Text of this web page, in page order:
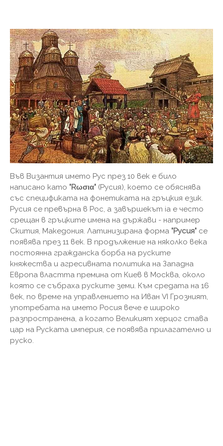
Във Византия името Рус през 10 век е било
написано като "Rωσια" (Русия), което се обяснява
със спецификата на фонетиката на гръцкия език.
Русия се превърна в Рос, а завършекът ia е често
срещан в гръцките имена на държави - например
Скития, Македония. Латинизирана форма "Русия" се
появява през 11 век. В продължение на няколко века
постоянна гражданска борба на руските
княжества и агресивната политика на Западна
Европа властта премина от Киев в Москва, около
която се събраха руските земи. Към средата на 16
век, по време на управлението на Иван VI Грозният,
употребата на името Росия вече е широко
разпространена, а когато Великият херцог става
цар на Руската империя, се появява прилагателно и
руско.